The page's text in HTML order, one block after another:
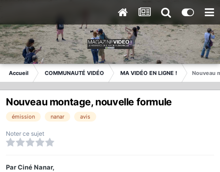
Accueil COMMUNAUTÉ VIDÉO MA VIDÉO EN LIGNE ! Nouveau
Nouveau montage, nouvelle formule
émission nanar avis
Noter ce sujet
ParCiné Nanar,